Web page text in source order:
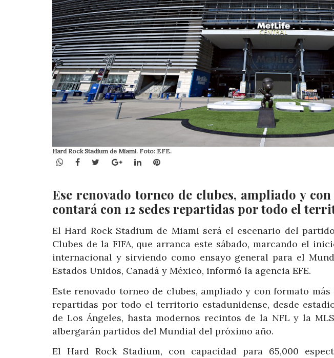
Hard Rock Stadium de Miami. Foto: EFE.
WhatsApp
Facebook
TwitterGoogle+LinkedInPinterest
Ese renovado torneo de clubes, ampliado y
contará con 12 sedes repartidas por todo el
El Hard Rock Stadium de Miami será el escenario del
Clubes de la FIFA, que arranca este sábado, marcando el
internacional y sirviendo como ensayo general para el
Estados Unidos, Canadá y México, informó la agencia EFE.
Este renovado torneo de clubes, ampliado y con formato
repartidas por todo el territorio estadunidense, desde
de Los Ángeles, hasta modernos recintos de la NFL y la
albergarán partidos del Mundial del próximo año.
El Hard Rock Stadium, con capacidad para 65,000